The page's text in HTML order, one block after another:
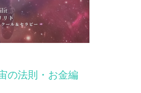
の法則・お金編